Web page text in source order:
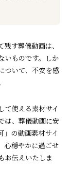
す葬儀動画は、
いものです。しか
ついて、不安を感
て使える素材サイ
は、葬儀動画に安
の動画素材サイ
心穏やかに過ごせ
お伝えいたしま